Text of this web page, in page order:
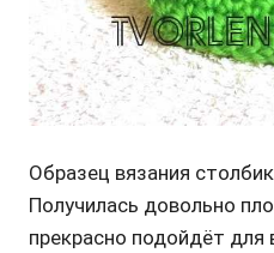
Образец вязания
Получилась довольно
прекрасно подойдёт для